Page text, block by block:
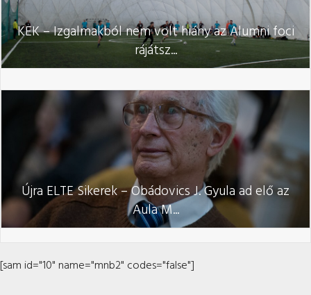
KEK – Izgalmakból nem volt hiány az Alumni foci
rájátsz...
Újra ELTE Sikerek – Obádovics J. Gyula ad elő az
Aula M...
[sam id="10" name="mnb2" codes="false"]